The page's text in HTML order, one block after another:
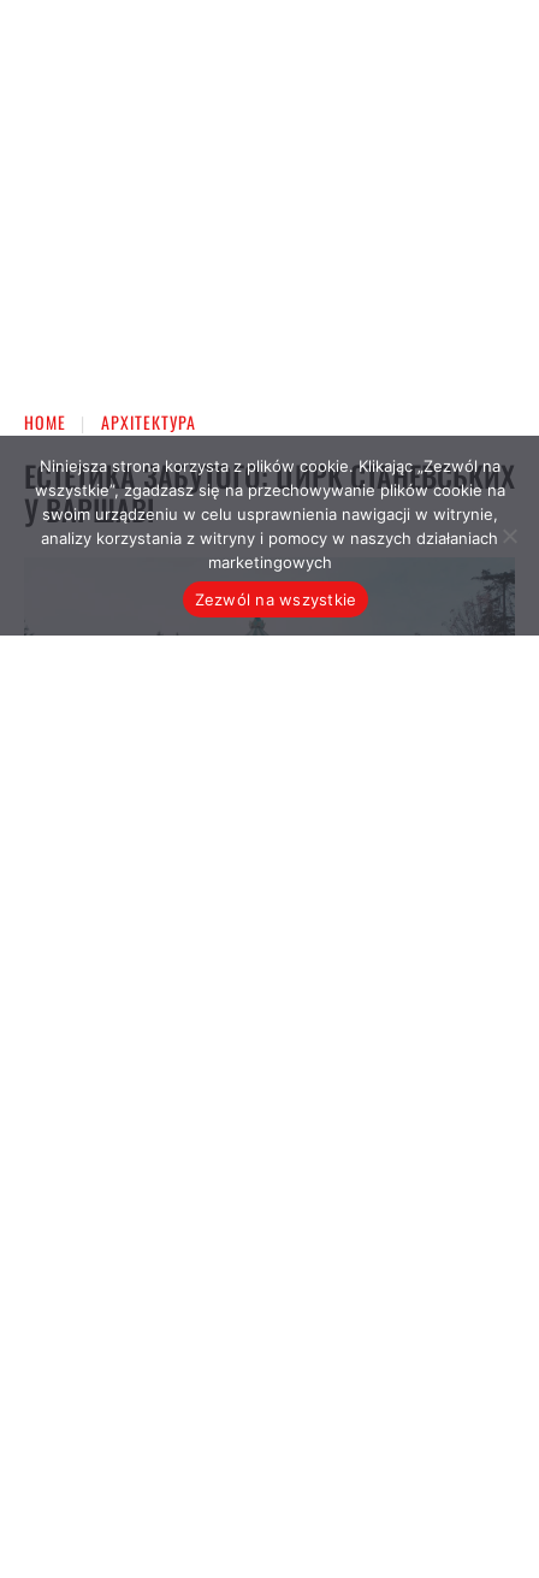
Niniejsza strona korzysta z plików cookie. Klikając „Zezwól na
wszystkie”, zgadzasz się na przechowywanie plików cookie na
swoim urządzeniu w celu usprawnienia nawigacji w witrynie,
analizy korzystania z witryny i pomocy w naszych działaniach
marketingowych
Zezwól na wszystkie